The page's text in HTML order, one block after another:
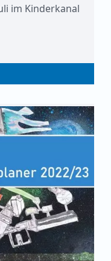
im Kinderkanal